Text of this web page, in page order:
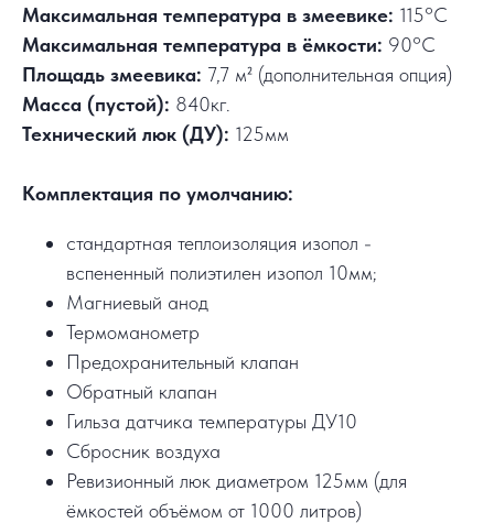
Максимальная температура в змеевике: 115°C
Максимальная температура в ёмкости: 90°C
Площадь змеевика: 7,7 м² (дополнительная опция)
Масса (пустой): 840кг.
Технический люк (ДУ): 125мм
Комплектация по умолчанию:
стандартная теплоизоляция изопол -
вспененный полиэтилен изопол 10мм;
Магниевый анод
Термоманометр
Предохранительный клапан
Обратный клапан
Гильза датчика температуры ДУ10
Сбросник воздуха
Ревизионный люк диаметром 125мм (для
ёмкостей объёмом от 1000 литров)